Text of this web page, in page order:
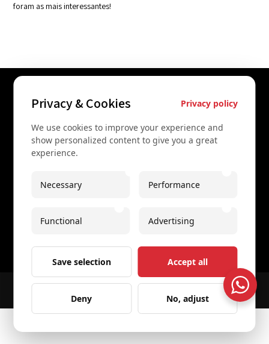
foram as mais interessantes!
Contact Us
+43 67761612322
+43 67761612322
Spaces Icon Tower at Hauptbahnhof
© 2026 All rights reservedSecret Vienna Tours
Website Designer - Design and development
Privacy & Cookies Privacy policy
We use cookies to improve your experience and
show personalized content to give you a great
experience.
Necessary Performance
Functional Advertising
Save selection Accept all
Deny No, adjust